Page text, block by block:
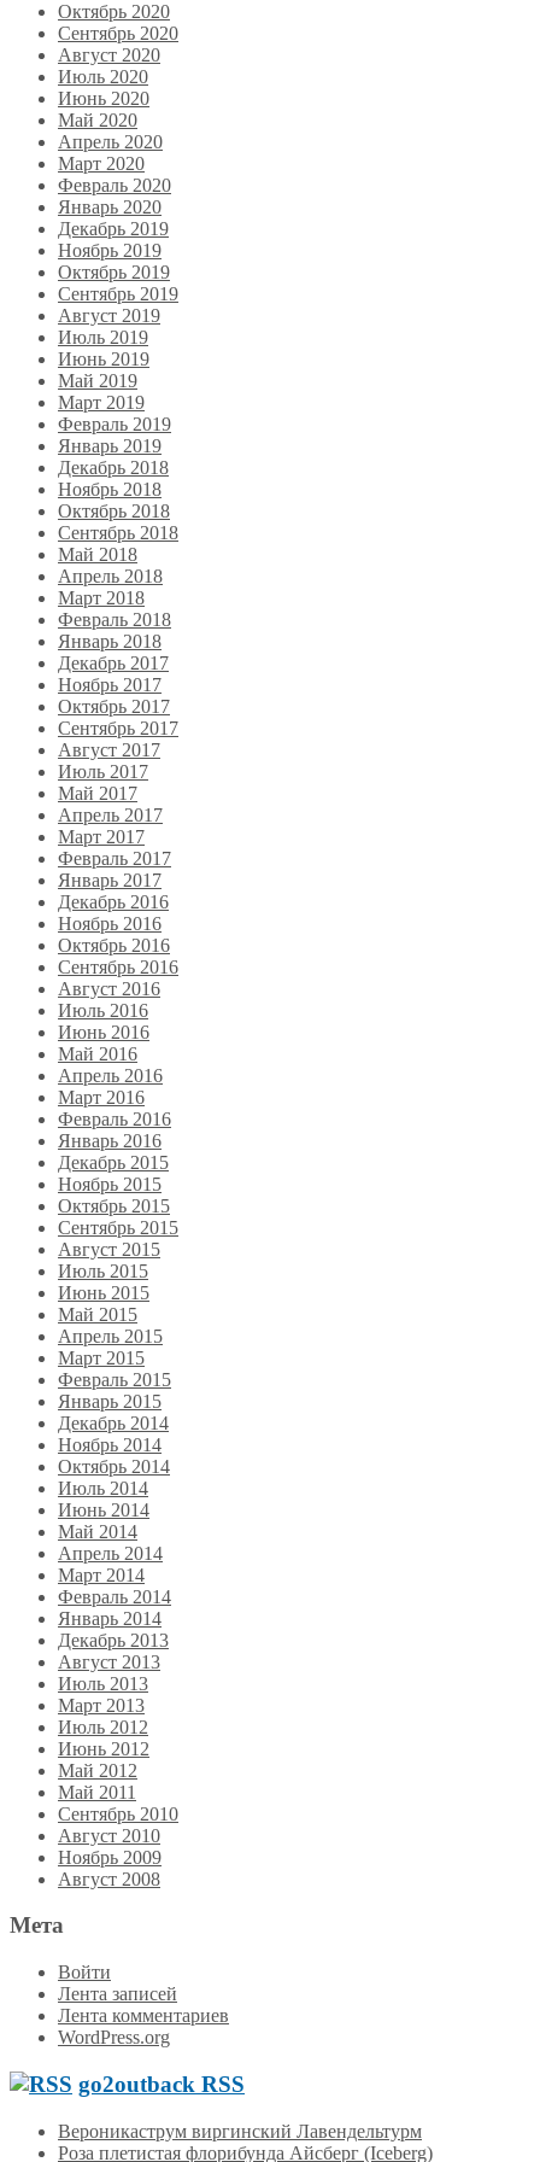
Октябрь 2020
Сентябрь 2020
Август 2020
Июль 2020
Июнь 2020
Май 2020
Апрель 2020
Март 2020
Февраль 2020
Январь 2020
Декабрь 2019
Ноябрь 2019
Октябрь 2019
Сентябрь 2019
Август 2019
Июль 2019
Июнь 2019
Май 2019
Март 2019
Февраль 2019
Январь 2019
Декабрь 2018
Ноябрь 2018
Октябрь 2018
Сентябрь 2018
Май 2018
Апрель 2018
Март 2018
Февраль 2018
Январь 2018
Декабрь 2017
Ноябрь 2017
Октябрь 2017
Сентябрь 2017
Август 2017
Июль 2017
Май 2017
Апрель 2017
Март 2017
Февраль 2017
Январь 2017
Декабрь 2016
Ноябрь 2016
Октябрь 2016
Сентябрь 2016
Август 2016
Июль 2016
Июнь 2016
Май 2016
Апрель 2016
Март 2016
Февраль 2016
Январь 2016
Декабрь 2015
Ноябрь 2015
Октябрь 2015
Сентябрь 2015
Август 2015
Июль 2015
Июнь 2015
Май 2015
Апрель 2015
Март 2015
Февраль 2015
Январь 2015
Декабрь 2014
Ноябрь 2014
Октябрь 2014
Июль 2014
Июнь 2014
Май 2014
Апрель 2014
Март 2014
Февраль 2014
Январь 2014
Декабрь 2013
Август 2013
Июль 2013
Март 2013
Июль 2012
Июнь 2012
Май 2012
Май 2011
Сентябрь 2010
Август 2010
Ноябрь 2009
Август 2008
Мета
Войти
Лента записей
Лента комментариев
WordPress.org
go2outback RSS
Вероникаструм виргинский Лавендельтурм
Роза плетистая флорибунда Айсберг (Iceberg)